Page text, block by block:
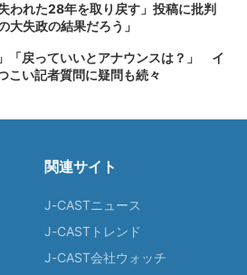
われた28年を取り戻す」投稿に批判
大失政の結果だろう」
「戻っていいとアナウンスは？」 イ
こい記者質問に疑問も続々
関連サイト
J-CASTニュース
J-CASTトレンド
J-CAST会社ウォッチ